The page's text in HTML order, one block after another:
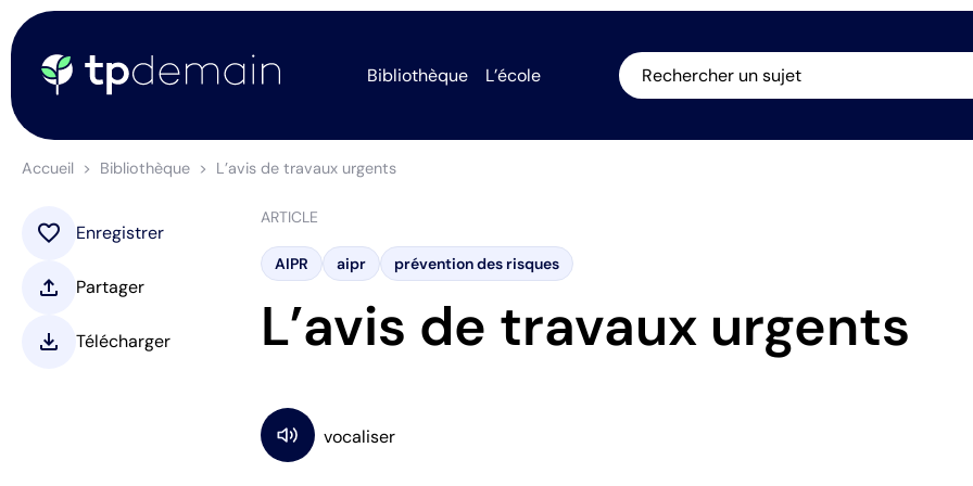
Bibliothèque L’école Rechercher un sujet
Accueil Bibliothèque L’avis de travaux urgents
ARTICLE
AIPR aipr prévention des risques
L’avis de travaux urgents
favorite Enregistrer
upload Partager
download Télécharger